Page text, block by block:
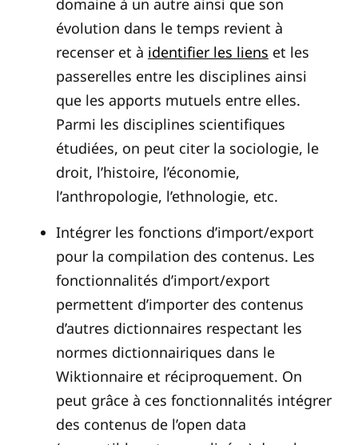
évolution dans le temps revient à
recenser et à identifier les liens et les
passerelles entre les disciplines ainsi
que les apports mutuels entre elles.
Parmi les disciplines scientifiques
étudiées, on peut citer la sociologie, le
droit, l’histoire, l’économie,
l’anthropologie, l’ethnologie, etc.
Intégrer les fonctions d’import/export
pour la compilation des contenus. Les
fonctionnalités d’import/export
permettent d’importer des contenus
d’autres dictionnaires respectant les
normes dictionnairiques dans le
Wiktionnaire et réciproquement. On
peut grâce à ces fonctionnalités intégrer
des contenus de l’open data